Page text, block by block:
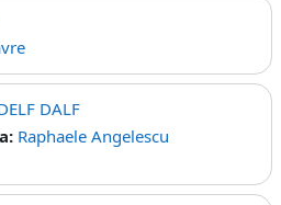
DALF
Raphaele Angelescu